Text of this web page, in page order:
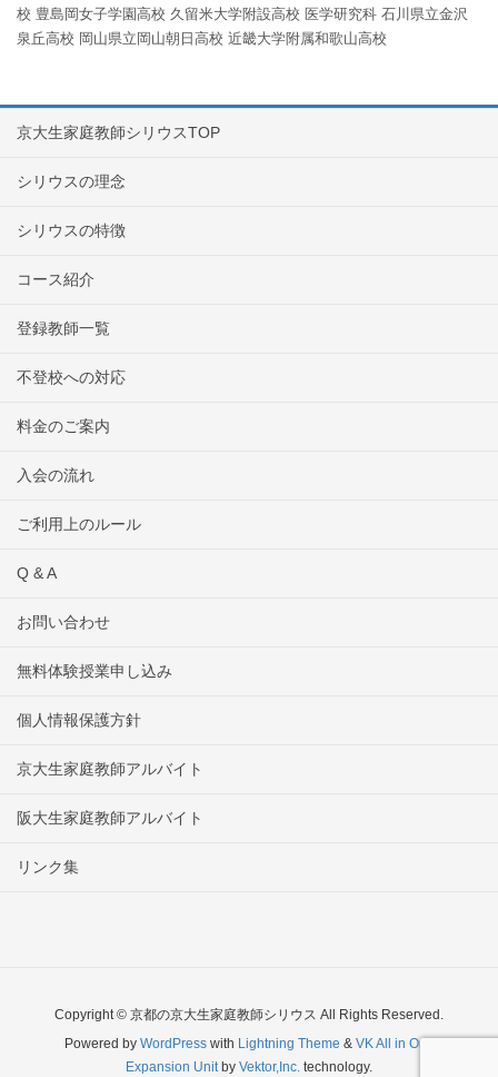
校 豊島岡女子学園高校 久留米大学附設高校 医学研究科 石川県立金沢
泉丘高校 岡山県立岡山朝日高校 近畿大学附属和歌山高校
京大生家庭教師シリウスTOP
シリウスの理念
シリウスの特徴
コース紹介
登録教師一覧
不登校への対応
料金のご案内
入会の流れ
ご利用上のルール
Q & A
お問い合わせ
無料体験授業申し込み
個人情報保護方針
京大生家庭教師アルバイト
阪大生家庭教師アルバイト
リンク集
Copyright © 京都の京大生家庭教師シリウス All Rights Reserved.
Powered by WordPresswith Lightning Theme & VK All in One
Expansion Unitby Vektor,Inc. technology.